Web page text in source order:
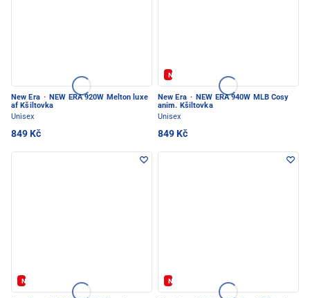
New Era · NEW ERA 920W Melton luxe
af Kšiltovka
Unisex
849 Kč
Novinka
New Era · NEW ERA 940W MLB Cosy
anim. Kšiltovka
Unisex
849 Kč
Novinka Novinka